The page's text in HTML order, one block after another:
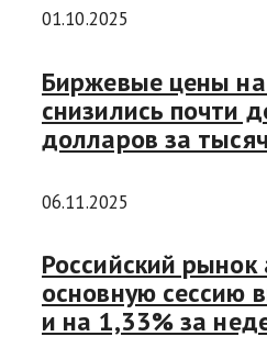
01.10.2025
Биржевые цены на
снизились почти
долларов за
06.11.2025
Российский рынок
основную сессию
и на 1,33% за